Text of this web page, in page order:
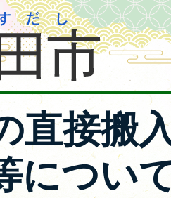
直接搬
につい